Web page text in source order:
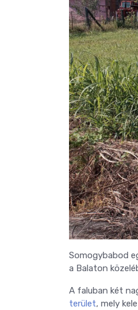
Somogybabod
a Balaton
A faluban két
terület, mely